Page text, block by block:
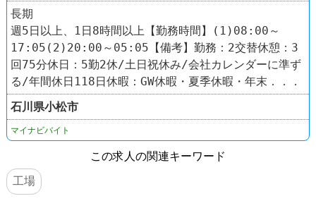
長期
週5日以上、1日8時間以上【勤務時間】(1)08:00～
17:05(2)20:00～05:05【備考】勤務：2交替休憩：3
回75分休日：5勤2休/土日祝休み/会社カレンダーに準ず
る/年間休日118日休暇：GW休暇・夏季休暇・年末．．．
石川県小松市
マイナビバイト
この求人の関連キーワード
工場